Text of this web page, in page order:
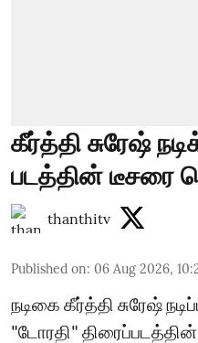
கீர்த்தி சுரேஷ்
படத்தின் டீசரை
thanthitv
Published on: 06 Aug 2026,
நடிகை கீர்த்தி சுரேஷ்
"டோரதி"